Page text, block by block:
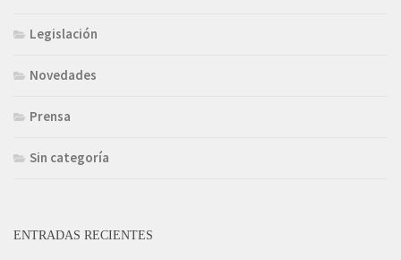
Legislación
Novedades
Prensa
Sin categoría
ENTRADAS RECIENTES